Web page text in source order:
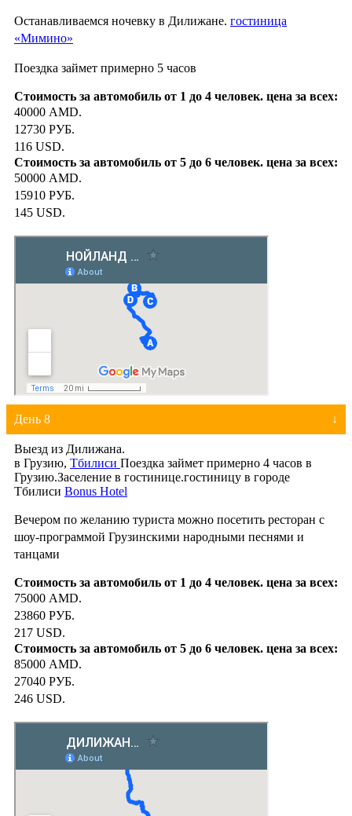
Останавливаемся ночевку в Дилижане. гостиница
«Мимино»
Поездка займет примерно 5 часов
40000 AMD.
12730 РУБ.
116 USD.
50000 AMD.
15910 РУБ.
145 USD.
День 8
Выезд из Дилижана.
в Грузию, Тбилиси Поездка займет примерно 4 часов в
Грузию.Заселение в гостинице.гостиницу в городе
Тбилиси Bonus Hotel
Вечером по желанию туриста можно посетить ресторан с
шоу-программой Грузинскими народными песнями и
танцами
75000 AMD.
23860 РУБ.
217 USD.
85000 AMD.
27040 РУБ.
246 USD.